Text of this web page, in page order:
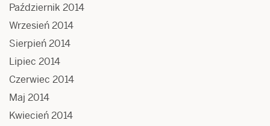
Październik 2014
Wrzesień 2014
Sierpień 2014
Lipiec 2014
Czerwiec 2014
Maj 2014
Kwiecień 2014